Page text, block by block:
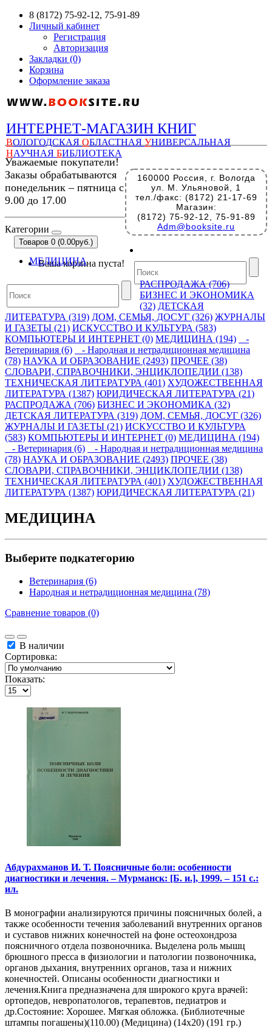
8 (8172) 75-92-12, 75-91-89
Личный кабинет
Регистрация
Авторизация
Закладки (0)
Корзина
Оформление заказа
ИНТЕРНЕТ-МАГАЗИН КНИГ
ВОЛОГОДСКАЯ ОБЛАСТНАЯ УНИВЕРСАЛЬНАЯ
НАУЧНАЯ БИБЛИОТЕКА
160000 Россия, г. Вологда
ул. М. Ульяновой, 1
тел./факс: (8172) 21-17-69
Магазин:
(8172) 75-92-12, 75-91-89
Adm@booksite.ru
Уважаемые покупатели!
Заказы обрабатываются
понедельник – пятница с
9.00 до 17.00
Категории
Товаров 0 (0.00руб.)
Ваша корзина пуста!
МЕДИЦИНА
РАСПРОДАЖА (706)
БИЗНЕС И ЭКОНОМИКА
(32) ДЕТСКАЯ
ЛИТЕРАТУРА (319) ДОМ, СЕМЬЯ, ДОСУГ (326) ЖУРНАЛЫ
И ГАЗЕТЫ (21) ИСКУССТВО И КУЛЬТУРА (583)
КОМПЬЮТЕРЫ И ИНТЕРНЕТ (0) МЕДИЦИНА (194)
-
Ветеринария (6)
- Народная и нетрадиционная медицина
(78) НАУКА И ОБРАЗОВАНИЕ (2493) ПРОЧЕЕ (38)
СЛОВАРИ, СПРАВОЧНИКИ, ЭНЦИКЛОПЕДИИ (138)
ТЕХНИЧЕСКАЯ ЛИТЕРАТУРА (401) ХУДОЖЕСТВЕННАЯ
ЛИТЕРАТУРА (1387) ЮРИДИЧЕСКАЯ ЛИТЕРАТУРА (21)
РАСПРОДАЖА (706) БИЗНЕС И ЭКОНОМИКА (32)
ДЕТСКАЯ ЛИТЕРАТУРА (319) ДОМ, СЕМЬЯ, ДОСУГ (326)
ЖУРНАЛЫ И ГАЗЕТЫ (21) ИСКУССТВО И КУЛЬТУРА
(583) КОМПЬЮТЕРЫ И ИНТЕРНЕТ (0) МЕДИЦИНА (194)
- Ветеринария (6)
- Народная и нетрадиционная медицина
(78) НАУКА И ОБРАЗОВАНИЕ (2493) ПРОЧЕЕ (38)
СЛОВАРИ, СПРАВОЧНИКИ, ЭНЦИКЛОПЕДИИ (138)
ТЕХНИЧЕСКАЯ ЛИТЕРАТУРА (401) ХУДОЖЕСТВЕННАЯ
ЛИТЕРАТУРА (1387) ЮРИДИЧЕСКАЯ ЛИТЕРАТУРА (21)
МЕДИЦИНА
Выберите подкатегорию
Ветеринария (6)
Народная и нетрадиционная медицина (78)
Сравнение товаров (0)
В наличии
Сортировка:
Показать:
Абдурахманов И. Т. Поясничные боли: особенности
диагностики и лечения. – Мурманск: [Б. и.], 1999. – 151 с.:
ил.
В монографии анализируются причины поясничных болей, а
также особенности течения заболеваний внутренних органов
и суставов нижних конечностей на фоне остеохондроза
поясничного отдела позвоночника. Выделена роль мышц
брюшного пресса в физиологии и патологии позвоночника,
органов дыхания, внутренних органов, таза и нижних
конечностей. Описаны особенности диагностики и
лечения.Книга предназначена для широкого круга врачей:
ортопедов, невропатологов, терапевтов, педиатров и
др.Состояние: Хорошее. Мягкая обложка. (Библиотечные
штампы погашены)(110.00) (Медицина) (14х20) (191 гр.)